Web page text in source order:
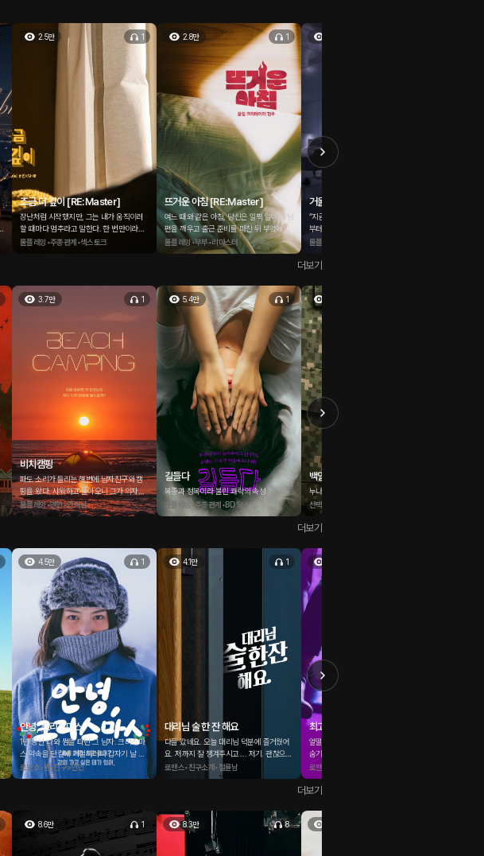
2.5만 1
조금 더 깊이 [RE:Master]
장난처럼 시작했지만, 그는 내가 움직이려
할 때마다 멈추라고 말한다. 한 번만이라던
말도 쉽게 허락하지 않는다. 오늘은 '벌'이라
게 하고, 잘하면 짧게 칭찬한다. 거절하는 듯
말해도, 결국 선택권은 그에게 있다.
롤플레잉•주종관계•섹스토크
2.8만 1
뜨거운 아침 [RE:Master]
여느 때와 같은 아침, 당신은 일찍 일어나 남
편을 깨우고 출근 준비를 마친 뒤 부엌에서
아침을 만들고 있다. 잠시 후 준비를 끝낸 남
편이 나온다. 평소와 달리 장난기가 오른 얼
롤플레잉•부부•리마스터
거울룸 판타지 [RE:Master]
“지금 네 모습, 거울로 보니까 어때?” 오래전
부터 품어온 거울 판타지. 앱에서 알게 된 남
자와 그 이야기를 나누다, 결국 직접 만나게
그는 여유롭게 상황을 이끈다. 거울 앞에 선
로 비친다. 부끄러운데도 시선을 뗄 수 없고,
떨리면서도 몸이 먼저 반응한다. 처음이라
더 선명하게 남는 밤, 판타지가 현실이 되는
순간이다.
롤플레잉•낯선남자•어플만남
더보기
3.7만 1
비치캠핑
파도 소리가 들리는 해변에 남자친구와 캠
핑을 왔다. 샤워하고 돌아오니 그가 의자에
앉아 파도 소리를 듣고 있었다. 내일 가볼 카
페 얘기를 하다가 나에게 좋은 향이 난다며
를 안 했다는 걸 알게 되자 그의 손길이 점점
자극적으로 변하기 시작한다.
롤플레잉•연인•연하남
5.4만 1
길들다
복종과 정복이라 불린 쾌락의 속성
롤플레잉•주종관계•BDSM
백일휴가 (선택형)
누나, 나 어떻게 할까요?
선택형•연인•군인
더보기
4.5만 1
안녕, 크리스마스
1년 동안 나와 썸을 타던 그 남자. 크리스마
스 약속을 단칼에 거절하더니 갑자기 날 어
디론가 데려간다. 미슬토우? 이게 뭔데?
로맨스•썸•친구>연인
4.1만 1
대리님 술 한 잔 해요
다들 갔네요. 오늘 대리님 덕분에 즐거웠어
요. 저까지 잘 챙겨주시고.... 저기. 괜찮으시
면.. 한 잔 더 하실래요?
로맨스•친구소개•절륜남
최고의 독자
얼떨결에 온 동창회. 야설 작가라는 직업을
숨기고 싶어서 오기 싫었다. 근황을 묻는 친
구들을 피하려는데 어떤 목소리가 들린다.
로맨스•동창•순정남
더보기
8.6만 1 8.3만 8